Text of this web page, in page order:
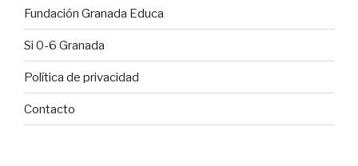
Fundación Granada Educa
Si 0-6 Granada
Política de privacidad
Contacto